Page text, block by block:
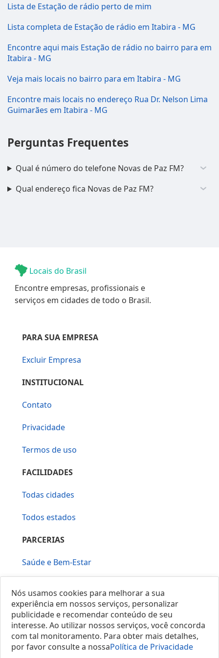
Lista de Estação de rádio perto de mim
Lista completa de Estação de rádio em Itabira - MG
Encontre aqui mais Estação de rádio no bairro para em
Itabira - MG
Veja mais locais no bairro para em Itabira - MG
Encontre mais locais no endereço Rua Dr. Nelson Lima
Guimarães em Itabira - MG
Perguntas Frequentes
Qual é número do telefone Novas de Paz FM?
Qual endereço fica Novas de Paz FM?
Locais do Brasil
Encontre empresas, profissionais e
serviços em cidades de todo o Brasil.
PARA SUA EMPRESA
Excluir Empresa
INSTITUCIONAL
Contato
Privacidade
Termos de uso
FACILIDADES
Todas cidades
Todos estados
PARCERIAS
Saúde e Bem-Estar
Nós usamos cookies para melhorar a sua
experiência em nossos serviços, personalizar
publicidade e recomendar conteúdo de seu
interesse. Ao utilizar nossos serviços, você concorda
com tal monitoramento. Para obter mais detalhes,
por favor consulte a nossaPolítica de Privacidade